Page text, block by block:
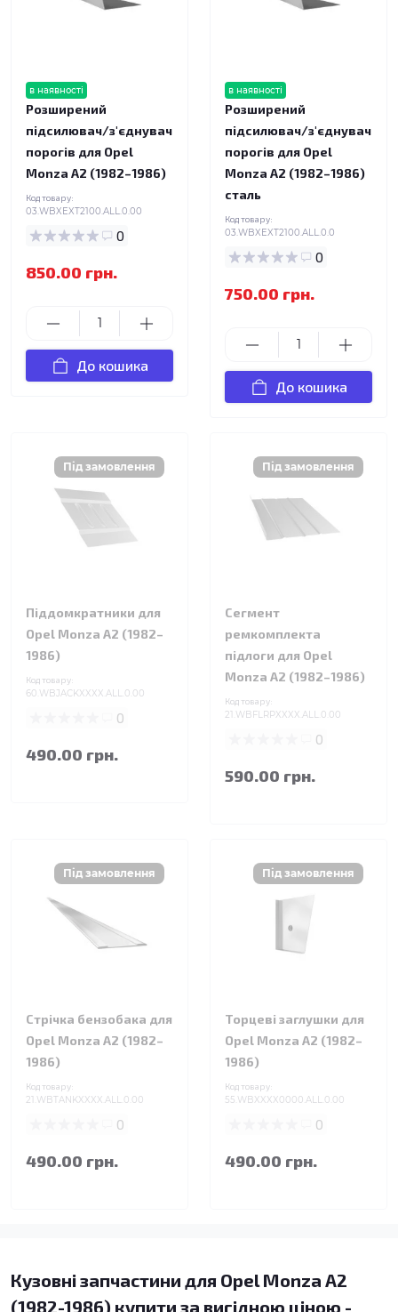
в наявності
Розширений
підсилювач/з'єднувач
порогів для Opel
Monza A2 (1982–1986)
Код товару:
03.WBXEXT2100.ALL.0.00
0
850.00 грн.
До кошика
в наявності
Розширений
підсилювач/з'єднувач
порогів для Opel
Monza A2 (1982–1986)
сталь
Код товару:
03.WBXEXT2100.ALL.0.0
0
750.00 грн.
До кошика
Піддомкратники для
Opel Monza A2 (1982–
1986)
Код товару:
60.WBJACKXXXX.ALL.0.00
0
490.00 грн.
Сегмент
ремкомплекта
підлоги для Opel
Monza A2 (1982–1986)
Код товару:
21.WBFLRPXXXX.ALL.0.00
0
590.00 грн.
Стрічка бензобака для
Opel Monza A2 (1982–
1986)
Код товару:
21.WBTANKXXXX.ALL.0.00
0
490.00 грн.
Торцеві заглушки для
Opel Monza A2 (1982–
1986)
Код товару:
55.WBXXXX0000.ALL.0.00
0
490.00 грн.
Кузовні запчастини для Opel Monza A2
(1982-1986) купити за вигідною ціною -